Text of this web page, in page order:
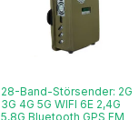
28-Band-Störsender: 2G
3G 4G 5G WIFI 6E 2,4G
5,8G Bluetooth GPS FM